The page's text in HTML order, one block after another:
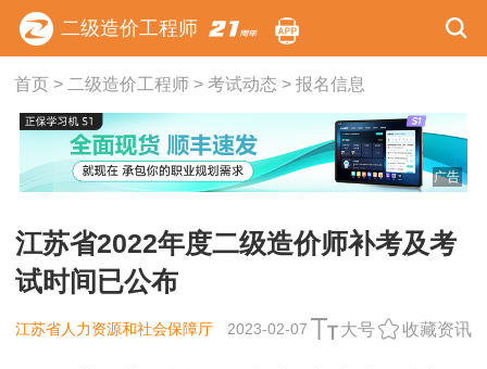
二级造价工程师
首页> 二级造价工程师> 考试动态 > 报名信息
广告
江苏省2022年度二级造价师补考及考
试时间已公布
江苏省人力资源和社会保障厅 2023-02-07 大号 收藏资讯